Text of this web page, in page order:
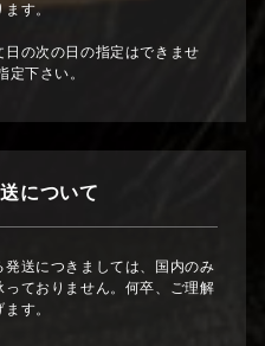
す。
の次の日の指定はできませ
定下さい。
について
送につきましては、国内のみ
ておりません。何卒、ご理解
す。